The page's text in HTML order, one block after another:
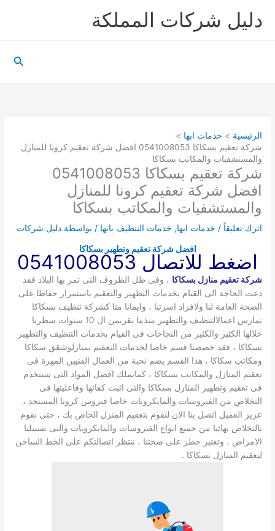
دليل شركات المملكة
الرئيسية
خدمات ابها
شركة تعقيم بسكاكا 0541008053 افضل شركة تعقيم كرونا للمنازل
والمستشفيات والمكاتب بسكاكا
شركة تعقيم بسكاكا 0541008053
افضل شركة تعقيم كرونا للمنازل
والمستشفيات والمكاتب بسكاكا
اترك تعليقاً / خدمات ابها, خدمات التنظيف بابها / بواسطة دليل شركات
افضل شركة تعقيم وتطهير بسكاكا
اضغط للاتصال 0541008053
شركة تعقيم منازل بسكاكا ، وفى ظل الظروف التى تمر بها البلاد فقد
دعت الحاجة الى القيام بخدمات التطهير والتعقيم باستمرار حفاظا على
الصحة العامة لنا ولافراد اسرتنا ، وايمانا منا كشركة تنظيف بسكاكا
تمارس اعمالالتنظيف والتطهير منذما يقربمن ال 10 سنوات سطرنا
خلالها الكثير والكثير من النجاحات فى القيام بخدمات التنظيف والتطهير
بسكاكا ، فقد خصصنا قسم خاصا لخدمات التعقيم بمنازلوشقق سكاكا
ومكاتب سكاكا ، هذا القسم يضم نخبة من العمال الفنيين المهرة فى
تعقيم المنازل والمكاتب بسكاكا ، كمانملك افضل المواد التى تستخدم
فى تعقيم وتطهير المنازل بسكاكا والتى اثبت كفاتها وفاعليتها فى
التخلاص من الفيروسات والمايكروبات خاصا فيروس كرونا المستجد ،
عزيز العميل اتصل بنا الان لنقوم بتعقيم المنزل الخاص بك ، حتى نقوم
بالتخلاص نهائيا من جميع انواع الفيروسات والمايكروبات والتى تسببلنا
الامراض ، وتعتبر خطر على صحتنا ، ننتظر اتصالتكم على الخط الساخن
لتعقيم المنازل بسكاكا .